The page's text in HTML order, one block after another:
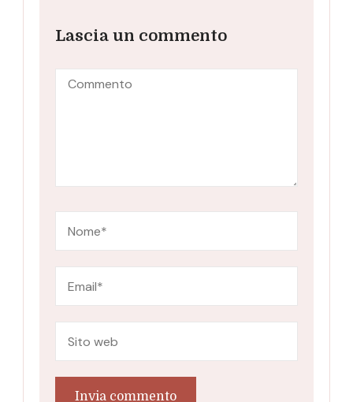
Lascia un commento